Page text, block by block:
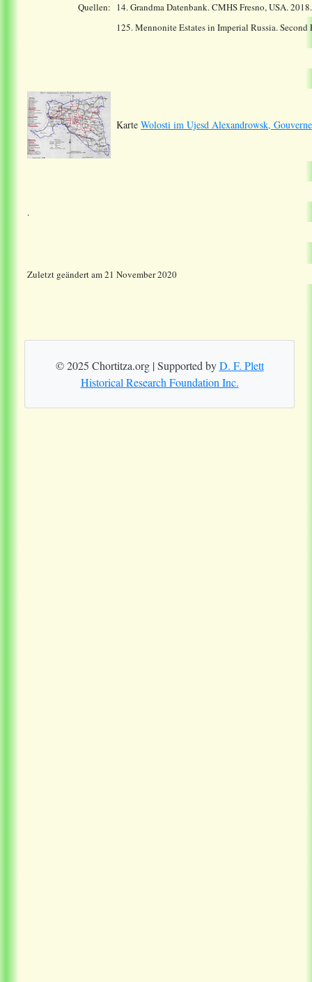
Quellen: 14.Grandma Datenbank. CMHS Fresno, USA.
125. Mennonite Estates in Imperial Russia.
Karte Wolosti im Ujesd Alexandrowsk,
.
Zuletzt geändert am 21 November 2020
© 2025 Chortitza.org | Supported byD. F. Plett
Historical Research Foundation Inc.